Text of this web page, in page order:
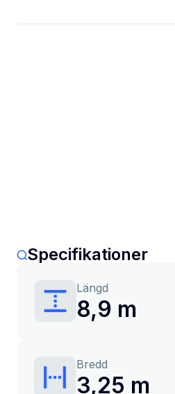
Specifikationer
Längd
8,9 m
Bredd
3,25 m